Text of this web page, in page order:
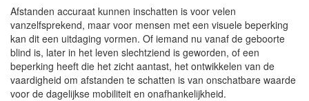
Social
media
Afstanden accuraat kunnen inschatten is voor velen
vanzelfsprekend, maar voor mensen met een visuele beperking
kan dit een uitdaging vormen. Of iemand nu vanaf de geboorte
blind is, later in het leven slechtziend is geworden, of een
beperking heeft die het zicht aantast, het ontwikkelen van de
vaardigheid om afstanden te schatten is van onschatbare waarde
voor de dagelijkse mobiliteit en onafhankelijkheid.